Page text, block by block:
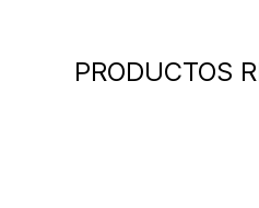
PRODUCTOS